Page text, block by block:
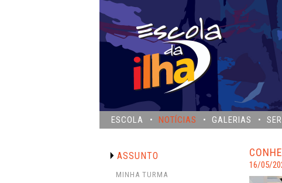
ESCOLA NOTÍCIAS GALERIAS
16/05/
ASSUNTO
MINHA TURMA